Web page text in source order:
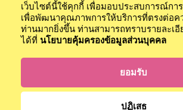
สำนักงานสภามหาวิทยาลัย สำนักตรวจสอบ
สำนักกิ
ข้อบังคับจุฬาฯ
นโยบายการคุ้มครองข้อมูลส่วนบุคคล
เข้าสู่ระบบ
เว็บไซต์นี้ใช้คุกกี้ เพื่อมอบประสบการณ์กา
เพื่อพัฒนาคุณภาพการให้บริการที่ตรงต่อค
ท่านมากยิ่งขึ้น ท่านสามารถทราบรายละเอี
ได้ที่ นโยบายคุ้มครองข้อมูลส่วนบุคคล
ยอมรับ
ปฏิเสธ